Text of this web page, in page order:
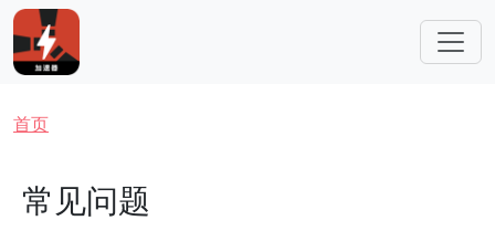
跳转到主要内容
面包屑
首页
常见问题